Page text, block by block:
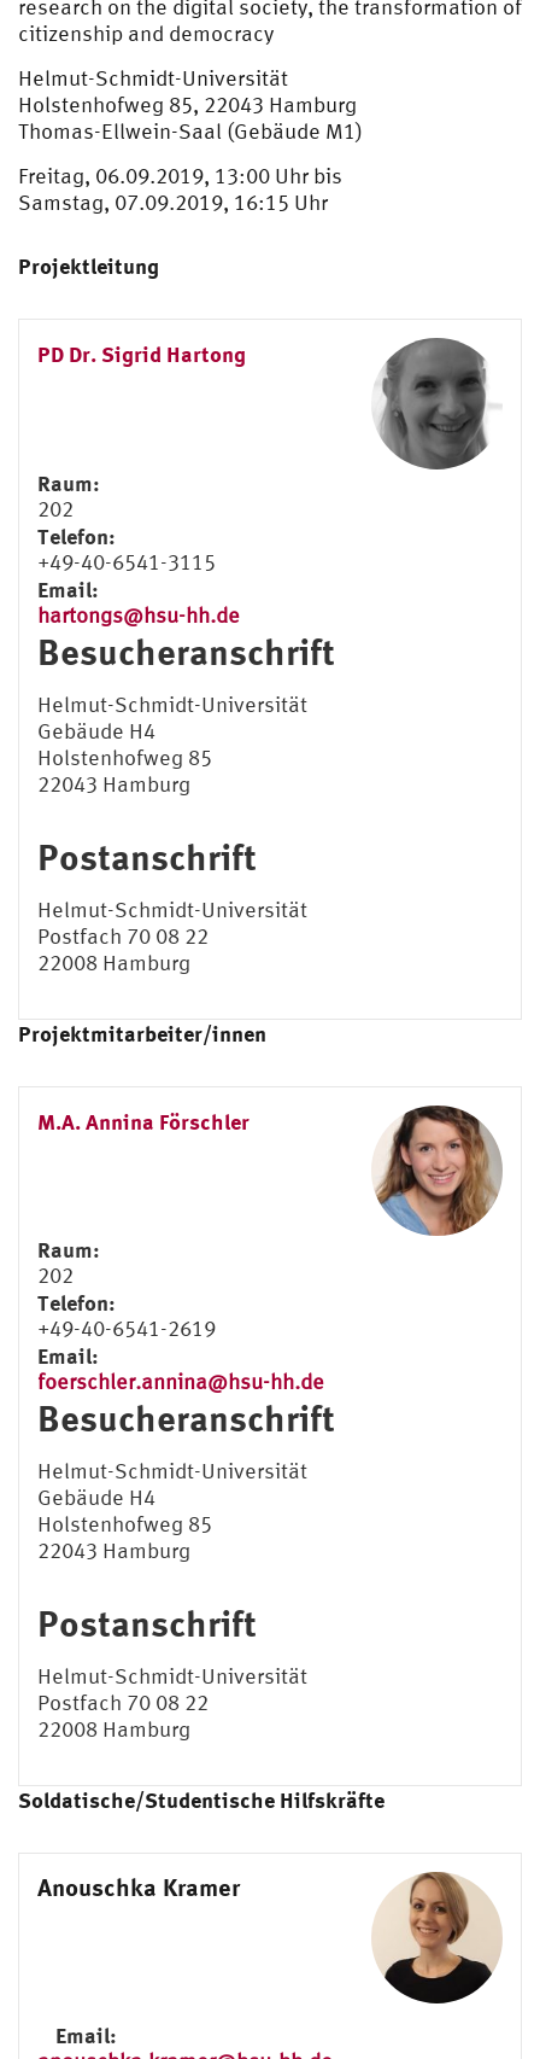
research on the digital society, the transformation of
citizenship and democracy
Helmut-Schmidt-Universität
Holstenhofweg 85, 22043 Hamburg
Thomas-Ellwein-Saal (Gebäude M1)
Freitag, 06.09.2019, 13:00 Uhr bis
Samstag, 07.09.2019, 16:15 Uhr
Projektleitung
PD Dr. Sigrid Hartong
Raum:
202
Telefon:
+49-40-6541-3115
Email:
hartongs@hsu-hh.de
Besucheranschrift
Helmut-Schmidt-Universität
Gebäude H4
Holstenhofweg 85
22043 Hamburg
Postanschrift
Helmut-Schmidt-Universität
Postfach 70 08 22
22008 Hamburg
Projektmitarbeiter/innen
M.A. Annina Förschler
Raum:
202
Telefon:
+49-40-6541-2619
Email:
foerschler.annina@hsu-hh.de
Besucheranschrift
Helmut-Schmidt-Universität
Gebäude H4
Holstenhofweg 85
22043 Hamburg
Postanschrift
Helmut-Schmidt-Universität
Postfach 70 08 22
22008 Hamburg
Soldatische/Studentische Hilfskräfte
Anouschka Kramer
Email: